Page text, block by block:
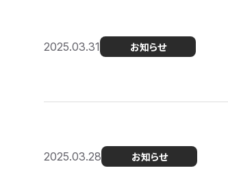
2025.03.31 お知らせ
2025.03.28 お知らせ